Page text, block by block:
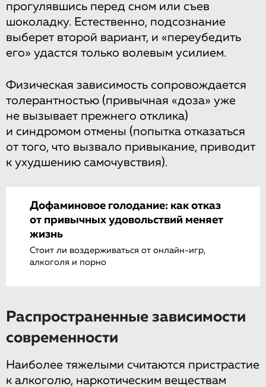
прогулявшись перед сном или съев
шоколадку. Естественно, подсознание
выберет второй вариант, и «переубедить
его» удастся только волевым усилием.
Физическая зависимость сопровождается
толерантностью (привычная «доза» уже
не вызывает прежнего отклика)
и синдромом отмены (попытка отказаться
от того, что вызвало привыкание, приводит
к ухудшению самочувствия).
Дофаминовое голодание: как отказ
от привычных удовольствий меняет
жизнь
Стоит ли воздерживаться от онлайн-игр,
алкоголя и порно
Распространенные зависимости
современности
Наиболее тяжелыми считаются пристрастие
к алкоголю, наркотическим веществам